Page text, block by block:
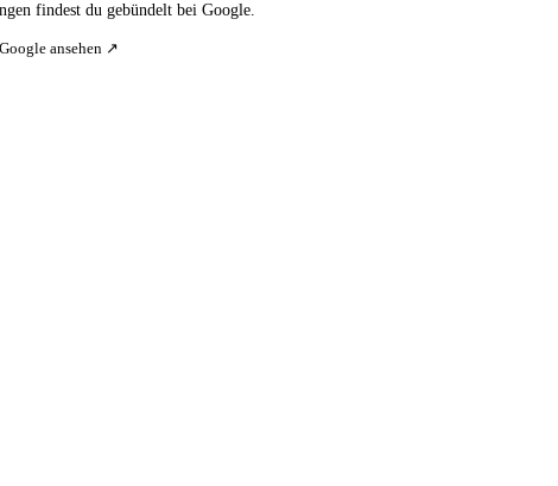
findest du gebündelt bei Google.
ansehen ↗